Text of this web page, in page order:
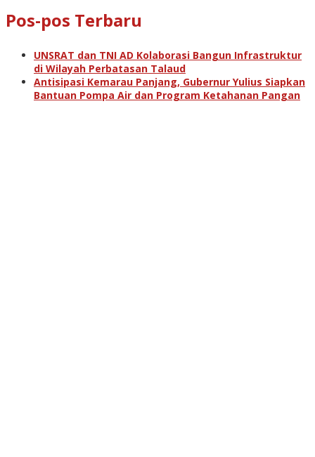
Pos-pos Terbaru
UNSRAT dan TNI AD Kolaborasi Bangun Infrastruktur
di Wilayah Perbatasan Talaud
Antisipasi Kemarau Panjang, Gubernur Yulius Siapkan
Bantuan Pompa Air dan Program Ketahanan Pangan